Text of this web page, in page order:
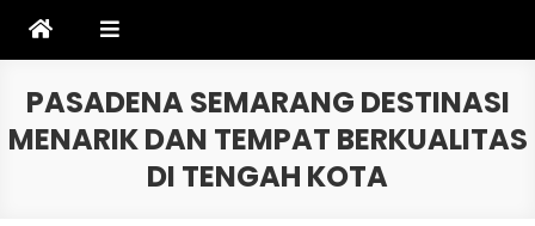
PASADENA SEMARANG DESTINASI
MENARIK DAN TEMPAT BERKUALITAS
DI TENGAH KOTA